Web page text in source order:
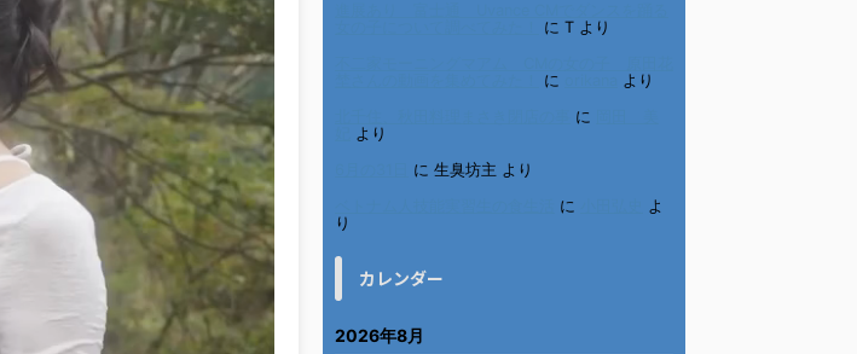
に T より
に
より
に
より
に 生臭坊主 より
に
よ
り
カレンダー
2026年8月